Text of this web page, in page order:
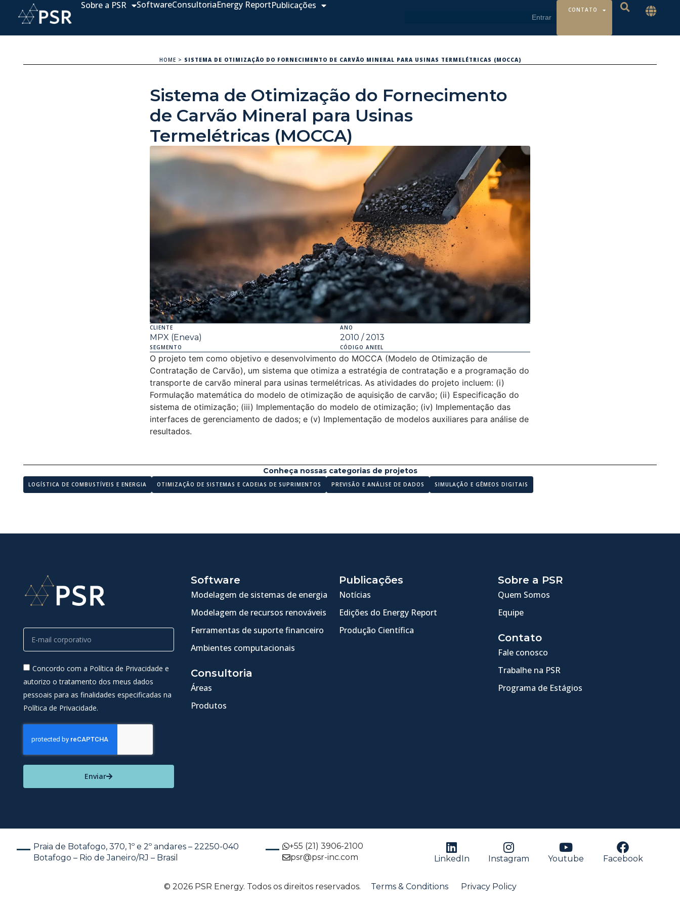
Sobre a PSR SoftwareConsultoriaEnergy ReportPublicações CONTATO
HOME > SISTEMA DE OTIMIZAÇÃO DO FORNECIMENTO DE CARVÃO MINERAL PARA USINAS TERMELÉTRICAS (MOCCA)
Sistema de Otimização do Fornecimento
de Carvão Mineral para Usinas
Termelétricas (MOCCA)
CLIENTE
MPX (Eneva)
ANO
2010 / 2013
SEGMENTO CÓDIGO ANEEL
O projeto tem como objetivo e desenvolvimento do MOCCA (Modelo de Otimização de
Contratação de Carvão), um sistema que otimiza a estratégia de contratação e a programação do
transporte de carvão mineral para usinas termelétricas. As atividades do projeto incluem: (i)
Formulação matemática do modelo de otimização de aquisição de carvão; (ii) Especificação do
sistema de otimização; (iii) Implementação do modelo de otimização; (iv) Implementação das
interfaces de gerenciamento de dados; e (v) Implementação de modelos auxiliares para análise de
resultados.
Conheça nossas categorias de projetos
LOGÍSTICA DE COMBUSTÍVEIS E ENERGIA OTIMIZAÇÃO DE SISTEMAS E CADEIAS DE SUPRIMENTOS PREVISÃO E ANÁLISE DE DADOS SIMULAÇÃO E GÊMEOS DIGITAIS
Concordo com a Política de Privacidade e
autorizo o tratamento dos meus dados
pessoais para as finalidades especificadas na
Política de Privacidade.
Enviar
Software
Modelagem de sistemas de energia
Modelagem de recursos renováveis
Ferramentas de suporte financeiro
Ambientes computacionais
Consultoria
Áreas
Produtos
Publicações
Notícias
Edições do Energy Report
Produção Científica
Sobre a PSR
Quem Somos
Equipe
Contato
Fale conosco
Trabalhe na PSR
Programa de Estágios
Praia de Botafogo, 370, 1º e 2º andares – 22250-040
Botafogo – Rio de Janeiro/RJ – Brasil
+55 (21) 3906-2100
psr@psr-inc.com
LinkedIn Instagram Youtube Facebook
© 2026 PSR Energy. Todos os direitos reservados. Terms & Conditions Privacy Policy